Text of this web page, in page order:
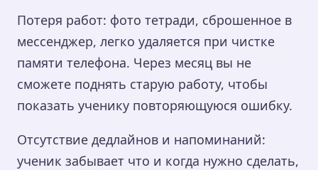
Потеря работ: фото тетради, сброшенное в
мессенджер, легко удаляется при чистке
памяти телефона. Через месяц вы не
сможете поднять старую работу, чтобы
показать ученику повторяющуюся ошибку.
Отсутствие дедлайнов и напоминаний:
ученик забывает что и когда нужно сделать,